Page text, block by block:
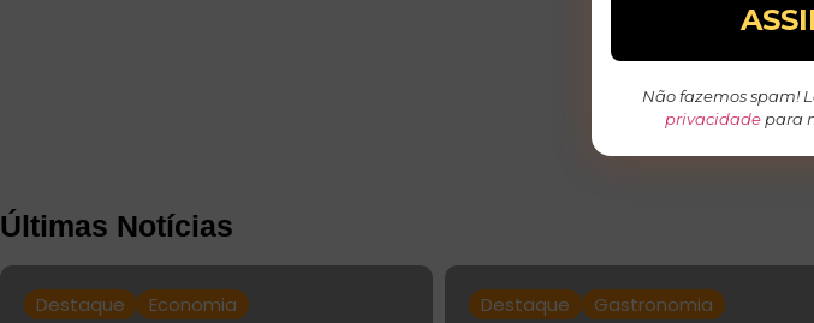
Não fazemos spam!
privacidadepara
Últimas Notícias
Destaque Economia Destaque Gastronomia